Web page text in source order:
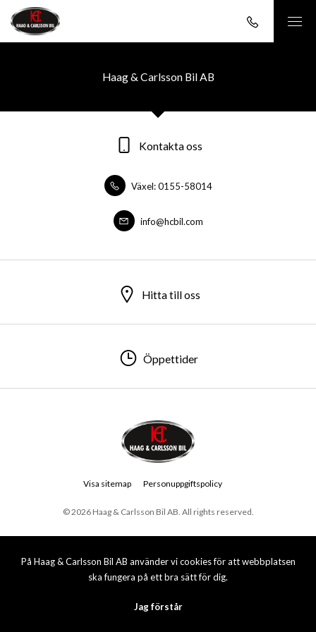
På Haag & Carlsson Bil AB använder vi cookies för att webbplatsen
ska fungera på ett bra sätt för dig.
Jag förstår
Haag & Carlsson Bil AB
Kontakta oss
Växel: 0155-58014
info@hcbil.com
Hitta till oss
Öppettider
© 2026 Haag & Carlsson Bil AB. All rights reserved.
Visa sitemap Personuppgiftspolicy